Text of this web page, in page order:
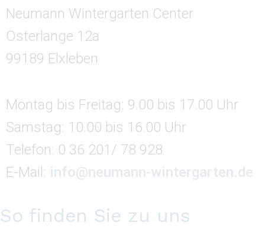
Neumann Wintergarten Center
Osterlange 12a
99189 Elxleben
Montag bis Freitag: 9.00 bis 17.00 Uhr
Samstag: 10.00 bis 16.00 Uhr
Telefon: 0 36 201/ 78 928
E-Mail:
So finden Sie zu uns